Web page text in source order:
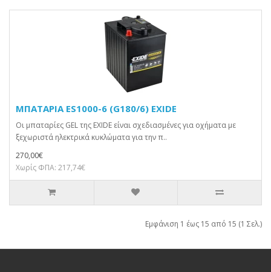
ΜΠΑΤΑΡΙΑ ES1000-6 (G180/6) EXIDE
Οι μπαταρίες GEL της EXIDE είναι σχεδιασμένες για οχήματα με
ξεχωριστά ηλεκτρικά κυκλώματα για την π..
270,00€
Χωρίς ΦΠΑ: 217,74€
Εμφάνιση 1 έως 15 από 15 (1 Σελ.)